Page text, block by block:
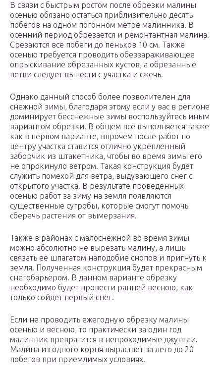
В связи с быстрым ростом после обрезки малины
осенью обязано остаться приблизительно десять
побегов на одном погонном метре малинника. В
осенний период обрезается и ремонтантная малина.
Срезаются все побеги до пеньков 10 см. Также
осенью требуется проводить обеззараживающее
опрыскивание обрезанных кустов, а обрезанные
ветви следует вынести с участка и сжечь.
Однако данный способ более позволителен для
снежной зимы, благодаря этому если у вас в регионе
доминирует бесснежные зимы воспользуйтесь иным
вариантом обрезки. В общем все выполняется также
как в первом варианте, впрочем после работ по
центру участка ставится отлично укрепленный
заборчик из штакетника, чтобы во время зимы его
не опрокинуло ветром. Такая конструкция будет
служить помехой для ветра, выдувающего снег с
открытого участка. В результате проведенных
осенью работ за зиму на земля появляются
существенные сугробы, которые смогут помочь
сберечь растения от вымерзания.
Также в районах с малоснежной во время зимы
можно абсолютно не вырезать малину, а лишь
связать ее шпагатом наподобие снопов и пригнуть к
земля. Полученная конструкция будет прекрасным
снегобарьером. В данном варианте обрезку
необходимо будет провести ранней весною, как
только сойдет первый снег.
Если не проводить ежегодную обрезку малины
осенью и весною, то практически за один год
малинник превратится в непроходимые джунгли.
Малина из одного корня вырастает за лето до 20
побегов при приемлимых условиях.